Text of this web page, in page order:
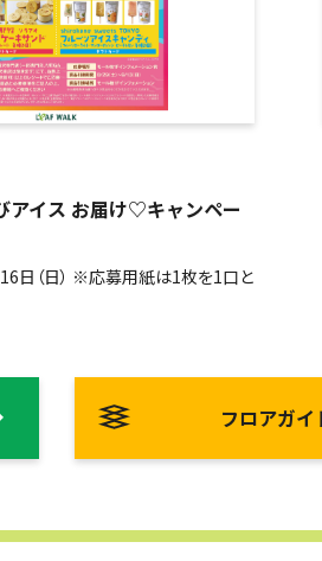
アイス お届け♡キャンペー
日（日） ※応募用紙は1枚を1口と
フロアガイ